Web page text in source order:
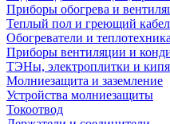
Приборы обогрева и
Теплый пол и греющий
Обогреватели и теплотехника
Приборы вентиляции и
ТЭНы, электроплитки и
Молниезащита и заземление
Устройства молниезащиты
Токоотвод